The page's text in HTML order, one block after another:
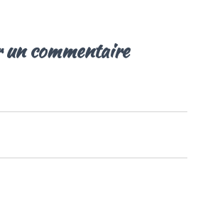
un commentaire